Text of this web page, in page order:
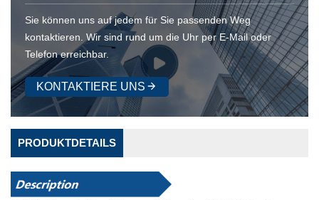
Sie können uns auf jedem für Sie passenden Weg
kontaktieren. Wir sind rund um die Uhr per E-Mail oder
Telefon erreichbar.
KONTAKTIERE UNS
PRODUKTDETAILS